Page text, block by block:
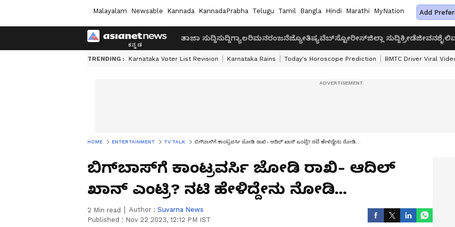
Malayalam Newsable Kannada KannadaPrabha Telugu Tamil Bangla Hindi Marathi MyNation Add
ತಾಜಾ ಸುದ್ದಿಸುದ್ದಿಗ್ಯಾಲರಿಮನರಂಜನೆಜ್ಯೋತಿಷ್ಯವೆಬ್‌ಸ್ಟೋರೀಸ್ಜಿಲ್ಲಾ ಸುದ್ದಿಕ್ರೀಡೆಜೀವನಶೈಲಿ
TRENDING : Karnataka Voter List Revision Karnataka Rains Today's Horoscope Prediction BMTC Driver Viral
HOME ENTERTAINMENT TV TALK ಬಿಗ್​ಬಾಸ್​ಗೆ ಕಾಂಟ್ರವರ್ಸಿ ಜೋಡಿ ರಾಖಿ- ಆದಿಲ್​ ಖಾನ್​ ಎಂಟ್ರಿ? ನಟಿ ಹೇಳಿದ್ದೇನು ನೋಡಿ...
ಬಿಗ್​ಬಾಸ್​ಗೆ ಕಾಂಟ್ರವರ್ಸಿ ಜೋಡಿ ರಾಖಿ- ಆದಿಲ್​
ಖಾನ್​ ಎಂಟ್ರಿ? ನಟಿ ಹೇಳಿದ್ದೇನು ನೋಡಿ...
2 Min read Author : Suvarna News
Published : Nov 22 2023, 12:12 PM IST